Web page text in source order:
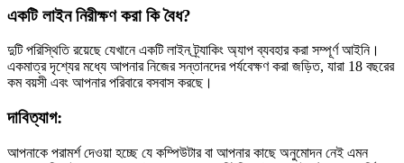
একটি লাইন নিরীক্ষণ করা কি বৈধ?
দুটি পরিস্থিতি রয়েছে যেখানে একটি লাইন ট্র্যাকিং অ্যাপ ব্যবহার করা সম্পূর্ণ আইনি।
একমাত্র দৃশ্যের মধ্যে আপনার নিজের সন্তানদের পর্যবেক্ষণ করা জড়িত, যারা 18 বছরের
কম বয়সী এবং আপনার পরিবারে বসবাস করছে।
দাবিত্যাগ:
আপনাকে পরামর্শ দেওয়া হচ্ছে যে কম্পিউটার বা আপনার কাছে অনুমোদন নেই এমন